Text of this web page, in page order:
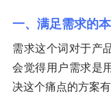
一、满足需求的
需求这个词对于产
会觉得用户需求是
决这个痛点的方案